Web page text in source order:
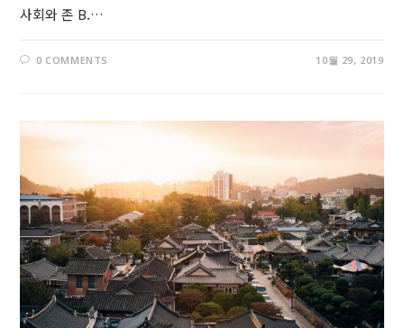
사회와 존 B.…
0 COMMENTS 10월 29, 2019